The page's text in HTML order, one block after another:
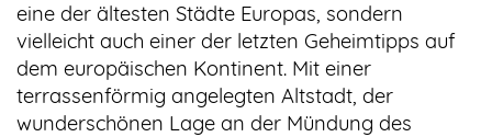
eine der ältesten Städte Europas, sondern
vielleicht auch einer der letzten Geheimtipps auf
dem europäischen Kontinent. Mit einer
terrassenförmig angelegten Altstadt, der
wunderschönen Lage an der Mündung des